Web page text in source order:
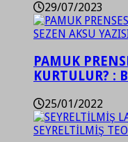
29/07/2023
PAMUK
KURTULUR? :
25/01/2022